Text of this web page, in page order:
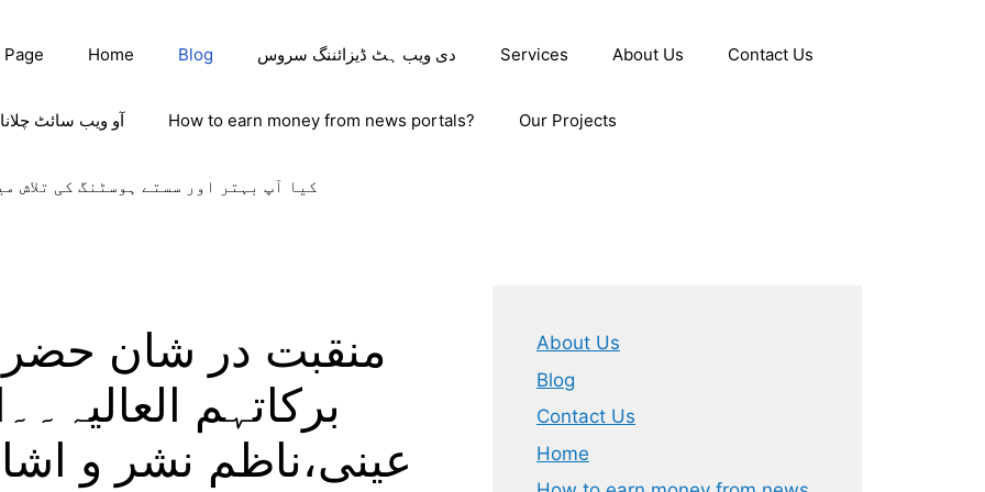
Home Blog دی ویب ہٹ ڈیزائننگ سروس Services About Us Contact Us
آو ویب سائٹ How to earn money from news portals? Our Projects
کیا آپ بہتر اور سستے ہوسٹنگ کی تلاش
منقبت در شان
برکاتہم
عینی،ناظم نشر و
About Us
Blog
Contact Us
Home